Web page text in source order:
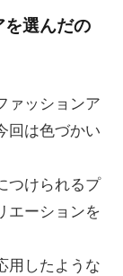
を選んだの
ァッションア
回は色づかい
つけられるプ
エーションを
用したような